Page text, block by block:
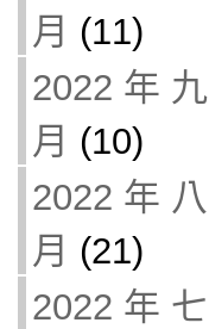
月 (11)
2022 年 九
月 (10)
2022 年 八
月 (21)
2022 年 七